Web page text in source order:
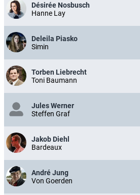
Désirée Nosbusch
Hanne Lay
Deleila Piasko
Simin
Torben Liebrecht
Toni Baumann
Jules Werner
Steffen Graf
Jakob Diehl
Bardeaux
André Jung
Von Goerden